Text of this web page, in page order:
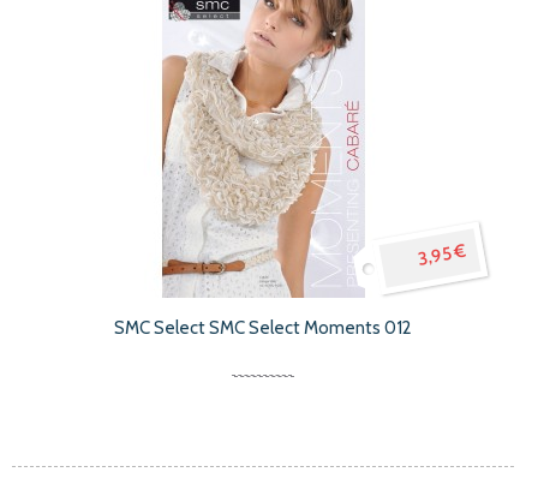
3,95 €
SMC Select SMC Select Moments 012